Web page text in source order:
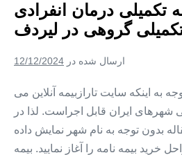
+
بیمه
درمان
تکمیلی
در
تکمیلی درمان انفرادی
گروهی در لیردف
ارسال شده در 12/12/2024
به اینکه سایت تارازبیمه آنلاین می
شهرهای ایران قابل اجراست. لذا در
بدون توجه به نام شهر نمایش داده
خرید بیمه نامه را آغاز نمایید. بیمه